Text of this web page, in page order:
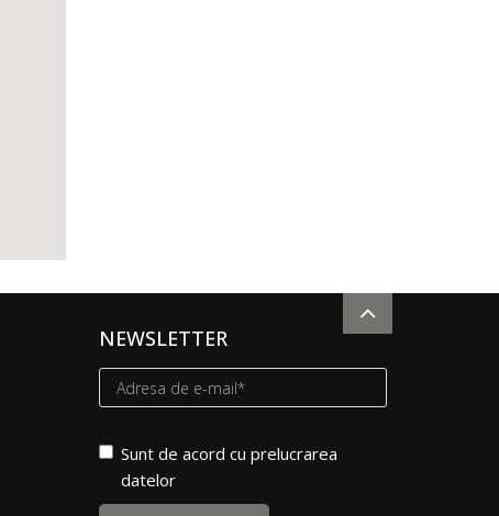
NEWSLETTER
Sunt de acord cu prelucrarea
datelor